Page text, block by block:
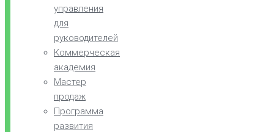
управления
для
руководителей
Коммерческая
академия
Мастер
продаж
Программа
развития